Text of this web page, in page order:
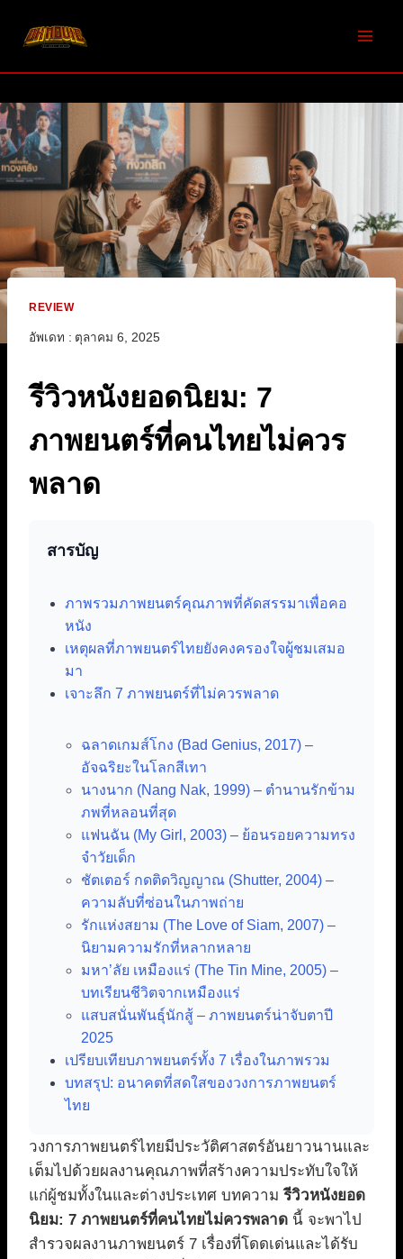
REVIEW
อัพเดท : ตุลาคม 6, 2025
รีวิวหนังยอดนิยม: 7
ภาพยนตร์ที่คนไทยไม่ควร
พลาด
สารบัญ
ภาพรวมภาพยนตร์คุณภาพที่คัดสรรมาเพื่อคอ
หนัง
เหตุผลที่ภาพยนตร์ไทยยังคงครองใจผู้ชมเสมอ
มา
เจาะลึก 7 ภาพยนตร์ที่ไม่ควรพลาด
ฉลาดเกมส์โกง (Bad Genius, 2017) –
อัจฉริยะในโลกสีเทา
นางนาก (Nang Nak, 1999) – ตำนานรักข้าม
ภพที่หลอนที่สุด
แฟนฉัน (My Girl, 2003) – ย้อนรอยความทรง
จำวัยเด็ก
ชัตเตอร์ กดติดวิญญาณ (Shutter, 2004) –
ความลับที่ซ่อนในภาพถ่าย
รักแห่งสยาม (The Love of Siam, 2007) –
นิยามความรักที่หลากหลาย
มหา’ลัย เหมืองแร่ (The Tin Mine, 2005) –
บทเรียนชีวิตจากเหมืองแร่
แสบสนั่นพันธุ์นักสู้ – ภาพยนตร์น่าจับตาปี
2025
เปรียบเทียบภาพยนตร์ทั้ง 7 เรื่องในภาพรวม
บทสรุป: อนาคตที่สดใสของวงการภาพยนตร์
ไทย
วงการภาพยนตร์ไทยมีประวัติศาสตร์อันยาวนานและ
เต็มไปด้วยผลงานคุณภาพที่สร้างความประทับใจให้
แก่ผู้ชมทั้งในและต่างประเทศ บทความรีวิวหนังยอด
นิยม: 7 ภาพยนตร์ที่คนไทยไม่ควรพลาด นี้ จะพาไป
สำรวจผลงานภาพยนตร์ 7 เรื่องที่โดดเด่นและได้รับ